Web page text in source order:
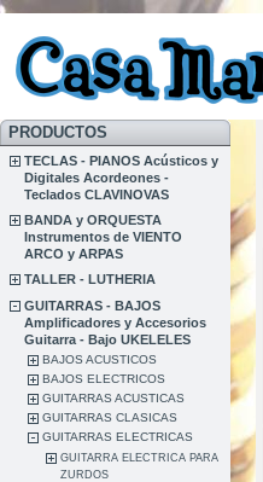
PRODUCTOS
TECLAS - PIANOS Acústicos y
Digitales Acordeones -
Teclados CLAVINOVAS
BANDA y ORQUESTA
Instrumentos de VIENTO
ARCO y ARPAS
TALLER - LUTHERIA
GUITARRAS - BAJOS
Amplificadores y Accesorios
Guitarra - Bajo UKELELES
BAJOS ACUSTICOS
BAJOS ELECTRICOS
GUITARRAS ACUSTICAS
GUITARRAS CLASICAS
GUITARRAS ELECTRICAS
GUITARRA ELECTRICA PARA
ZURDOS